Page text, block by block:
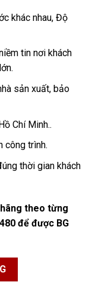
khác nhau, Độ
tin nơi khách
sản xuất, bảo
Chí Minh..
công trình.
thời gian khách
theo từng
để được BG